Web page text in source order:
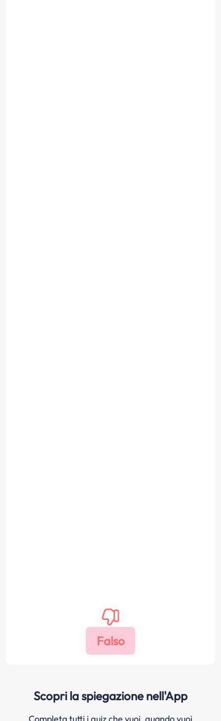
Scopri la spiegazione nell'App
Completa tutti i quiz che vuoi, quando vuoi